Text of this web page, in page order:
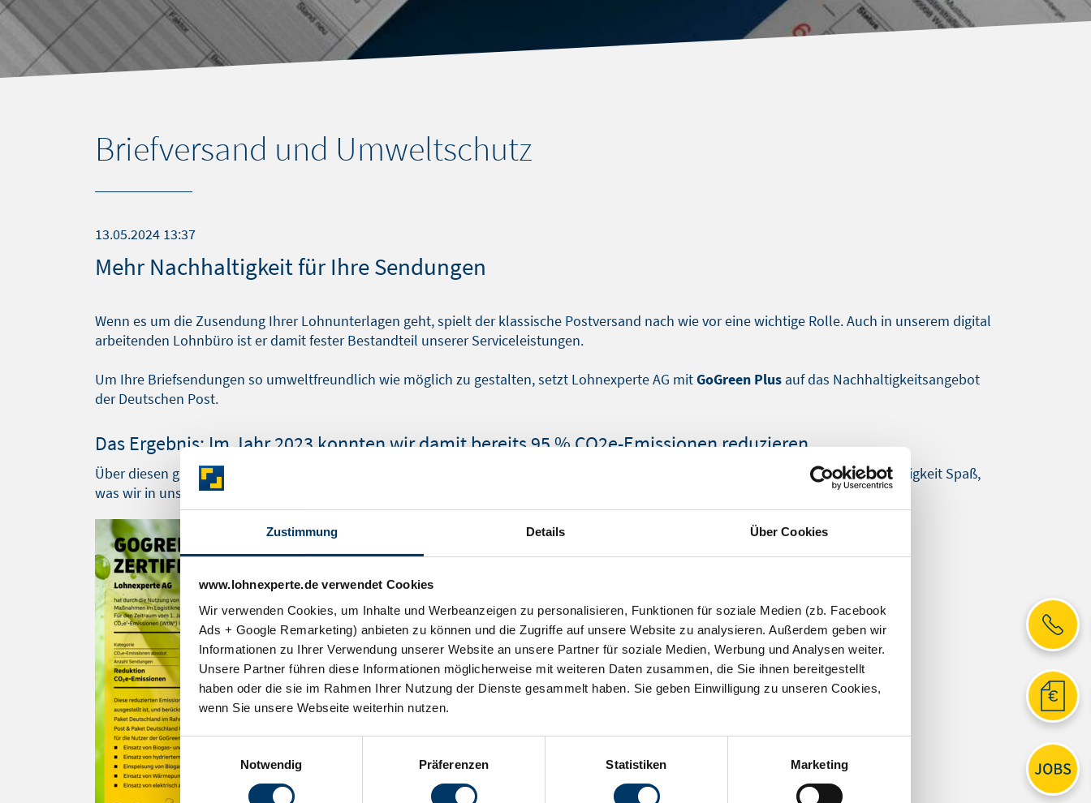
Zustimmung Details Über Cookies
www.lohnexperte.de verwendet Cookies
Wir verwenden Cookies, um Inhalte und Werbeanzeigen zu personalisieren, Funktionen für soziale Medien (zb. Facebook
Ads + Google Remarketing) anbieten zu können und die Zugriffe auf unsere Website zu analysieren. Außerdem geben wir
Informationen zu Ihrer Verwendung unserer Website an unsere Partner für soziale Medien, Werbung und Analysen weiter.
Unsere Partner führen diese Informationen möglicherweise mit weiteren Daten zusammen, die Sie ihnen bereitgestellt
haben oder die sie im Rahmen Ihrer Nutzung der Dienste gesammelt haben. Sie geben Einwilligung zu unseren Cookies,
wenn Sie unsere Webseite weiterhin nutzen.
Einwilligungsauswahl
Notwendig
Präferenzen Statistiken Marketing
Briefversand und Umweltschutz
13.05.2024 13:37
Mehr Nachhaltigkeit für Ihre Sendungen
Wenn es um die Zusendung Ihrer Lohnunterlagen geht, spielt der klassische Postversand nach wie vor eine wichtige Rolle. Auch in unserem digital
arbeitenden Lohnbüro ist er damit fester Bestandteil unserer Serviceleistungen.
Um Ihre Briefsendungen so umweltfreundlich wie möglich zu gestalten, setzt Lohnexperte AG mitGoGreen Plus auf das Nachhaltigkeitsangebot
der Deutschen Post.
Das Ergebnis: Im Jahr 2023 konnten wir damit bereits 95 % CO2e-Emissionen reduzieren.
Über diesen großartigen Erfolg freuen wir uns sehr, der uns in einem Zertifikat der Deutsche Post bestätigt wurde. So macht Nachhaltigkeit Spaß,
was wir in unserer täglichen Arbeit gerne umsetzen – für Sie und unsere Umwelt.